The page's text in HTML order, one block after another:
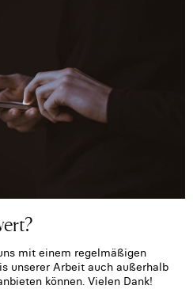
mit einem regelmäßigen
unserer Arbeit auch außerhalb
können. Vielen Dank!